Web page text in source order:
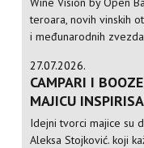
teroara, novih vinskih
i međunarodnih zvezda
27.07.2026.
CAMPARI I
MAJICU
Idejni tvorci majice su
Aleksa Stojković. koji